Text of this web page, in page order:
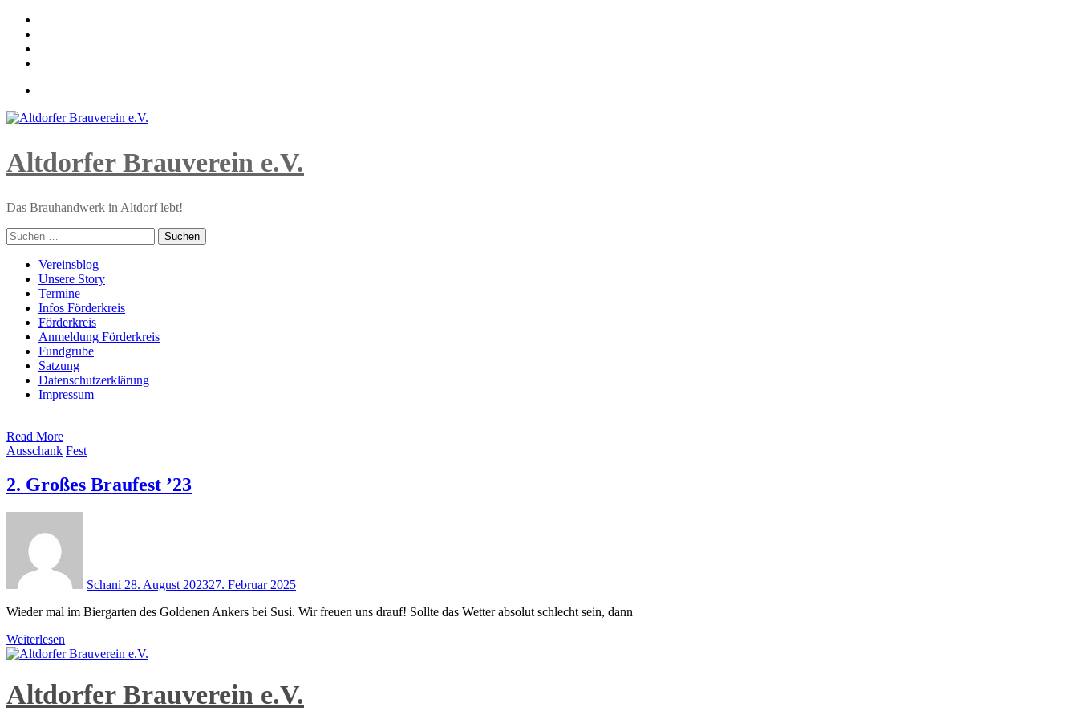
Skip
content
Altdorfer Brauverein e.V.
Das Brauhandwerk in Altdorf lebt!
Suchen
nach:
Primary
Menu
Vereinsblog
Unsere Story
Termine
Infos Förderkreis
Förderkreis
Anmeldung Förderkreis
Fundgrube
Satzung
Datenschutzerklärung
Impressum
Read More
Ausschank Fest
2. Großes Braufest ’23
Schani 28. August 202327. Februar 2025
Wieder mal im Biergarten des Goldenen Ankers bei Susi. Wir freuen uns drauf! Sollte das Wetter absolut schlecht sein, dann
Weiterlesen
Altdorfer Brauverein e.V.